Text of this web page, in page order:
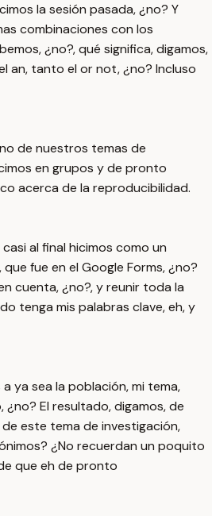
la sesión pasada, ¿no? Y
combinaciones con los
¿no?, qué significa, digamos,
an, tanto el or not, ¿no? Incluso
de nuestros temas de
en grupos y de pronto
acerca de la reproducibilidad.
al final hicimos como un
fue en el Google Forms, ¿no?
cuenta, ¿no?, y reunir toda la
tenga mis palabras clave, eh, y
ya sea la población, mi tema,
El resultado, digamos, de
este tema de investigación,
¿No recuerdan un poquito
que eh de pronto